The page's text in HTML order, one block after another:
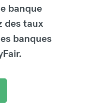
banque
des taux
banques